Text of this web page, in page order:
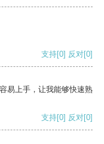
支持[0] 反对[0]
易上手，让我能够快速熟
支持[0] 反对[0]